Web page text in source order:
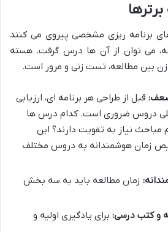
برترها
برنامه ریزی مشخصی پیروی می کنند
می توان از آن ها درس گرفت. هسته
بین مطالعه، تست زنی و مرور است.
قبل از طراحی هر برنامه ای، ارزیابی
دروس ضروری است. کدام درس ها
مباحث نیاز به تقویت دارند؟ این
زمان هوشمندانه به دروس مختلف
زمان مطالعه باید به سه بخش
و کتب درسی: برای یادگیری اولیه و